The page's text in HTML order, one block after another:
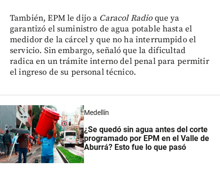
También, EPM le dijo a Caracol Radioque ya
garantizó el suministro de agua potable hasta el
medidor de la cárcel y que no ha interrumpido el
servicio. Sin embargo, señaló que la dificultad
radica en un trámite interno del penal para permitir
el ingreso de su personal técnico.
Medellín
¿Se quedó sin agua antes del corte
programado por EPM en el Valle de
Aburrá? Esto fue lo que pasó